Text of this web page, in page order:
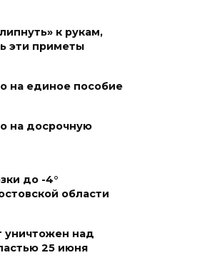
во дворе
школе
к рукам,
эти приметы
на единое пособие
на досрочную
до -4°
области
уничтожен над
25 июня